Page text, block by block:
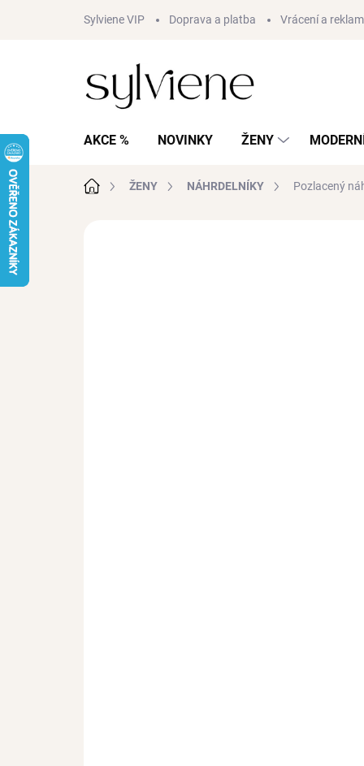
Sylviene VIP Doprava a platba Vrácení a
AKCE % NOVINKY ŽENY
Domů ŽENY NÁHRDELNÍKY Pozlacený